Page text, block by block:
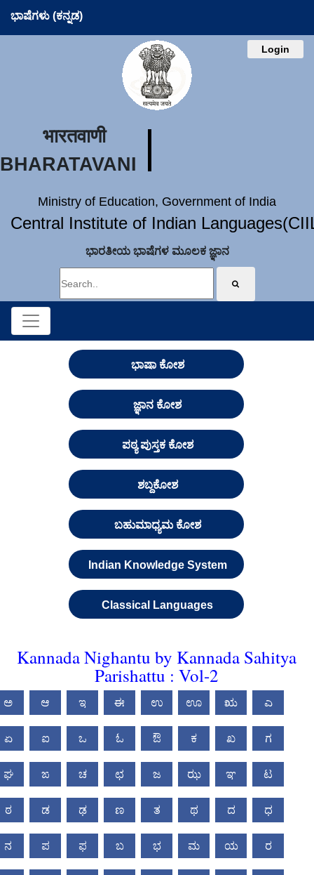
ಭಾಷೆಗಳು (ಕನ್ನಡ)
Login
भारतवाणी
BHARATAVANI
Ministry of Education, Government of India
Central Institute of Indian
ಭಾರತೀಯ ಭಾಷೆಗಳ ಮೂಲಕ ಜ್ಞಾನ
ಭಾಷಾ ಕೋಶ
ಜ್ಞಾನ ಕೋಶ
ಪಠ್ಯ ಪುಸ್ತಕ ಕೋಶ
ಶಬ್ದಕೋಶ
ಬಹುಮಾಧ್ಯಮ ಕೋಶ
Indian Knowledge System
Classical Languages
Kannada Nighantu by Kannada Sahitya
Parishattu : Vol-2
ಅ ಆ ಇ ಈ ಉ ಊ ಋ ಎ
ಏ ಐ ಒ ಓ ಔ ಕ ಖ ಗ
ಘ ಙ ಚ ಛ ಜ ಝ ಞ ಟ
ಠ ಡ ಢ ಣ ತ ಥ ದ ಧ
ನ ಪ ಫ ಬ ಭ ಮ ಯ ರ